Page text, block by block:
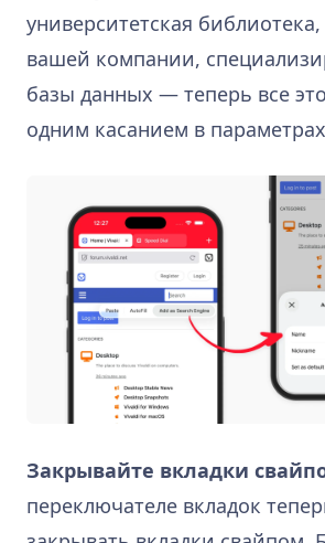
университетская
вашей компании,
базы данных — теперь все
одним касанием в
Закрывайте вкладки
переключателе вкладок